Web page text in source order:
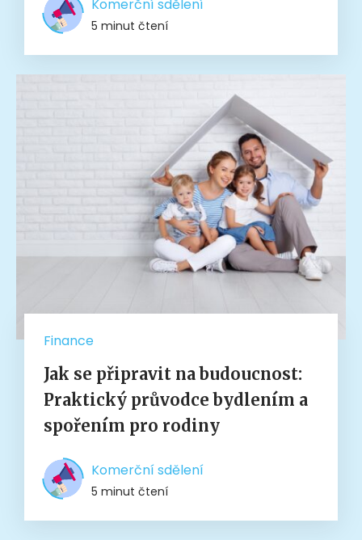
Komerční sdělení
5 minut čtení
Finance
Jak se připravit na budoucnost:
Praktický průvodce bydlením a
spořením pro rodiny
Komerční sdělení
5 minut čtení